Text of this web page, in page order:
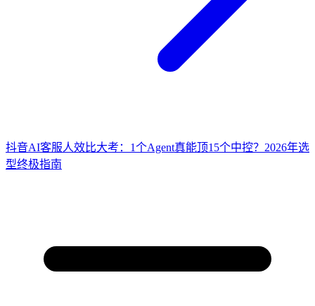
抖音AI客服人效比大考：1个Agent真能顶15个中控？2026年选
型终极指南